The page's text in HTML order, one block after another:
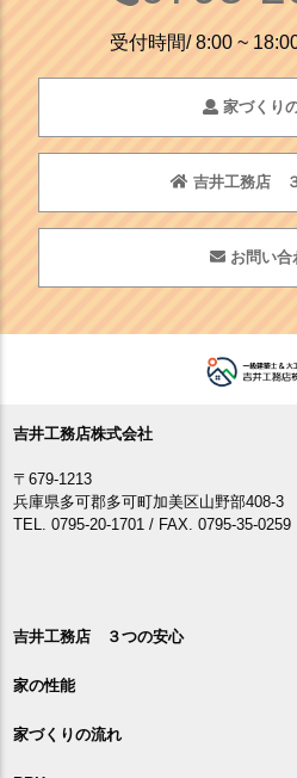
受付時間/ 8:00 ~
家づくり
吉井工務店
お問い合
吉井工務店株式会社
〒679-1213
兵庫県多可郡多可町加美区山野部408-3
TEL. 0795-20-1701 / FAX. 0795-35-0259
吉井工務店 ３つの安心
家の性能
家づくりの流れ